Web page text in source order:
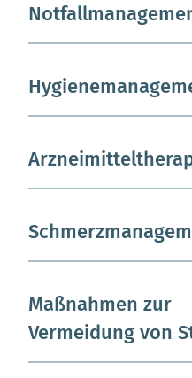
Maßnahmen zur
Vermeidung von